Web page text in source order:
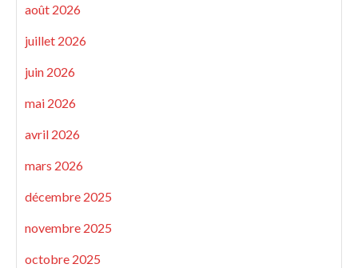
août 2026
juillet 2026
juin 2026
mai 2026
avril 2026
mars 2026
décembre 2025
novembre 2025
octobre 2025